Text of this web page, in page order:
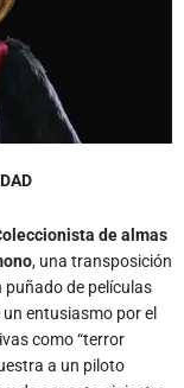
de almas
, una transposición
puñado de películas
entusiasmo por el
como “terror
a un piloto